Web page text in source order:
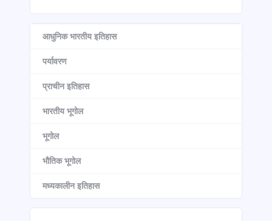
आधुनिक भारतीय इतिहास
पर्यावरण
प्राचीन इतिहास
भारतीय भूगोल
भूगोल
भौतिक भूगोल
मध्यकालीन इतिहास